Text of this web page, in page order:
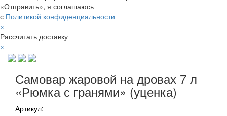
«Отправить», я соглашаюсь
с Политикой конфиденциальности
×
Рассчитать доставку
×
Самовар жаровой на дровах 7 л
«Рюмка с гранями» (уценка)
Артикул: